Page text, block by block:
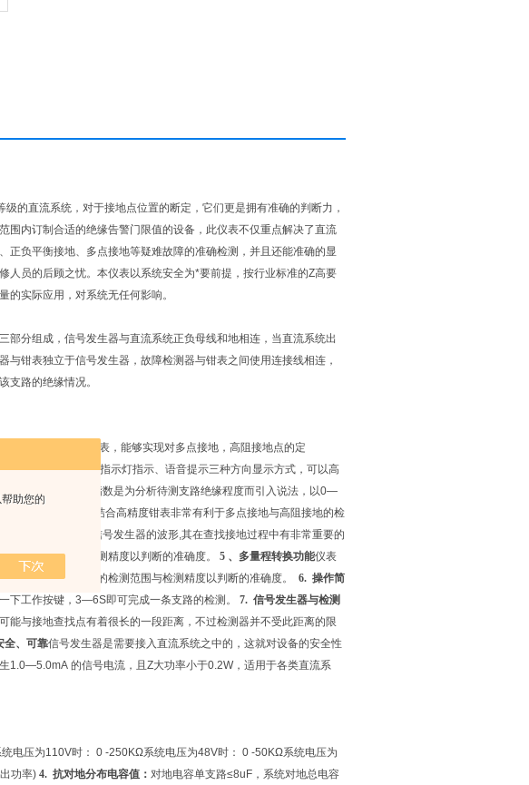
助您的
的直流系统，对于接地点位置的断定，它们更是拥有准确的判断力，
围内订制合适的绝缘告警门限值的设备，此仪表不仅重点解决了直流
正负平衡接地、多点接地等疑难故障的准确检测，并且还能准确的显
人员的后顾之忧。本仪表以系统安全为*要前提，按行业标准的Z高要
的实际应用，对系统无任何影响。
部分组成，信号发生器与直流系统正负母线和地相连，当直流系统出
钳表独立于信号发生器，故障检测器与钳表之间使用连接线相连，
支路的绝缘情况。
）信号采样直流钳表，能够实现对多点接地，高阻接地点的定
括：液晶屏显示、指示灯指示、语音提示三种方向显示方式，可以高
数显示功能
绝缘指数是为分析待测支路绝缘程度而引入说法，以0—
缘越差，该指数结合高精度钳表非常有利于多点接地与高阻接地的检
检测器所搜索到的信号发生器的波形,其在查找接地过程中有非常重要的
备的检测范围与检测精度以判断的准确度。 5 、多量程转换功能仪表
幅度的提升设备的检测范围与检测精度以判断的准确度。
6. 操作简
下工作按键，3—6S即可完成一条支路的检测。 7. 信号发生器与检测
能与接地查找点有着很长的一段距离，不过检测器并不受此距离的限
全、可靠信号发生器是需要接入直流系统之中的，这就对设备的安全性
1.0—5.0mA 的信号电流，且Z大功率小于0.2W，适用于各类直流系
电压为110V时： 0 -250KΩ系统电压为48V时： 0 -50KΩ系统电压为
功率) 4. 抗对地分布电容值： 对地电容单支路≤8uF，系统对地总电容